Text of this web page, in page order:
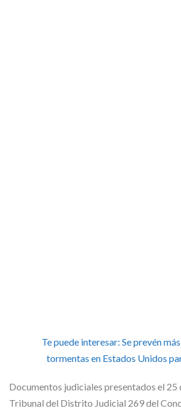
Te puede interesar: Se prevén
tormentas en Estados Unidos
Documentos judiciales presentados el 25
Tribunal del Distrito Judicial 269 del